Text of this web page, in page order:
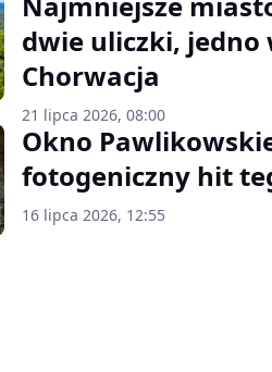
dwie uliczki, jedno
Chorwacja
21 lipca 2026, 08:00
Okno
fotogeniczny hit
16 lipca 2026, 12:55